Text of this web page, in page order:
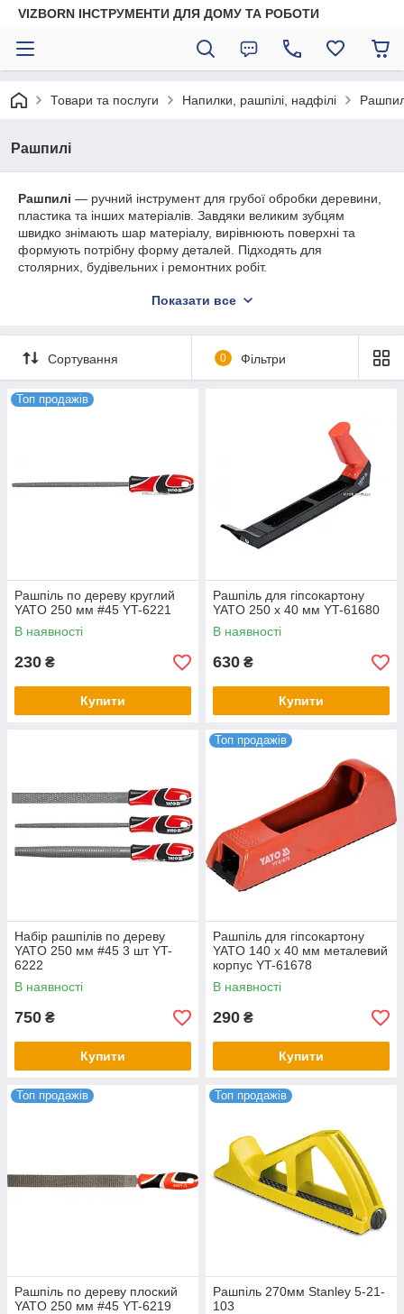
VIZBORN ІНСТРУМЕНТИ ДЛЯ ДОМУ ТА РОБОТИ
Товари та послуги Напилки, рашпілі, надфілі
Рашпилі
Рашпилі — ручний інструмент для грубої обробки деревини,
пластика та інших матеріалів. Завдяки великим зубцям
швидко знімають шар матеріалу, вирівнюють поверхні та
формують потрібну форму деталей. Підходять для
столярних, будівельних і ремонтних робіт.
доставкою по всій країні.
Показати все
Сортування 0 Фільтри
Топ продажів
Рашпіль по дереву круглий
YATO 250 мм #45 YT-6221
В наявності
230 ₴
Купити
Рашпіль для гіпсокартону
YATO 250 х 40 мм YT-61680
В наявності
630 ₴
Купити
Набір рашпілів по дереву
YATO 250 мм #45 3 шт YT-
6222
В наявності
750 ₴
Купити
Топ продажів
Рашпіль для гіпсокартону
YATO 140 х 40 мм металевий
корпус YT-61678
В наявності
290 ₴
Купити
Топ продажів
Рашпіль по дереву плоский
YATO 250 мм #45 YT-6219
Топ продажів
Рашпіль 270мм Stanley 5-21-
103